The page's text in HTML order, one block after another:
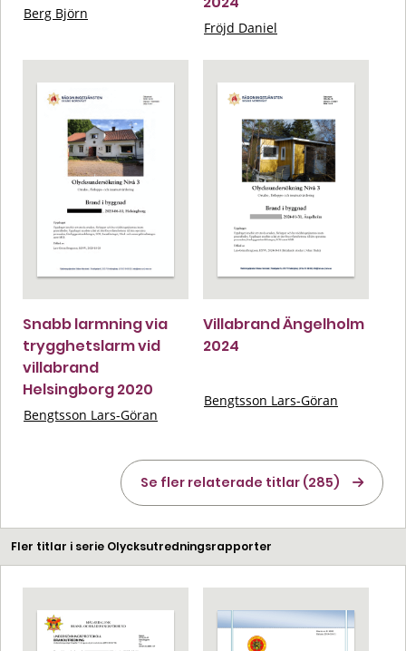
Berg Björn
Fröjd Daniel
Snabb larmning via
trygghetslarm vid
villabrand
Helsingborg 2020
Bengtsson Lars-Göran
Villabrand Ängelholm
2024
Bengtsson Lars-Göran
Se fler relaterade titlar (285)
Fler titlar i serie Olycksutredningsrapporter